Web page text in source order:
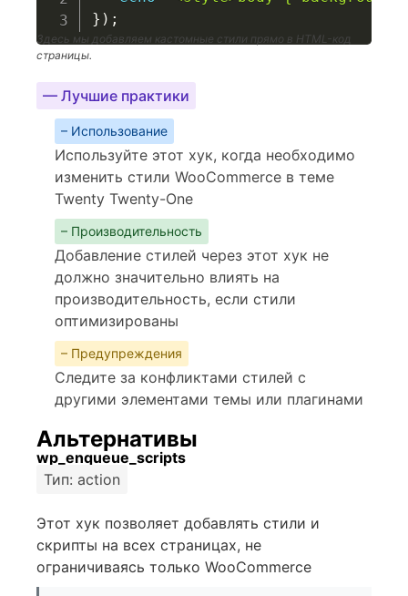
} ) ;
Здесь мы добавляем кастомные стили прямо в HTML-код
страницы.
— Лучшие практики
– Использование
Используйте этот хук, когда необходимо
изменить стили WooCommerce в теме
Twenty Twenty-One
– Производительность
Добавление стилей через этот хук не
должно значительно влиять на
производительность, если стили
оптимизированы
– Предупреждения
Следите за конфликтами стилей с
другими элементами темы или плагинами
Альтернативы
wp_enqueue_scripts
Тип: action
Этот хук позволяет добавлять стили и
скрипты на всех страницах, не
ограничиваясь только WooCommerce